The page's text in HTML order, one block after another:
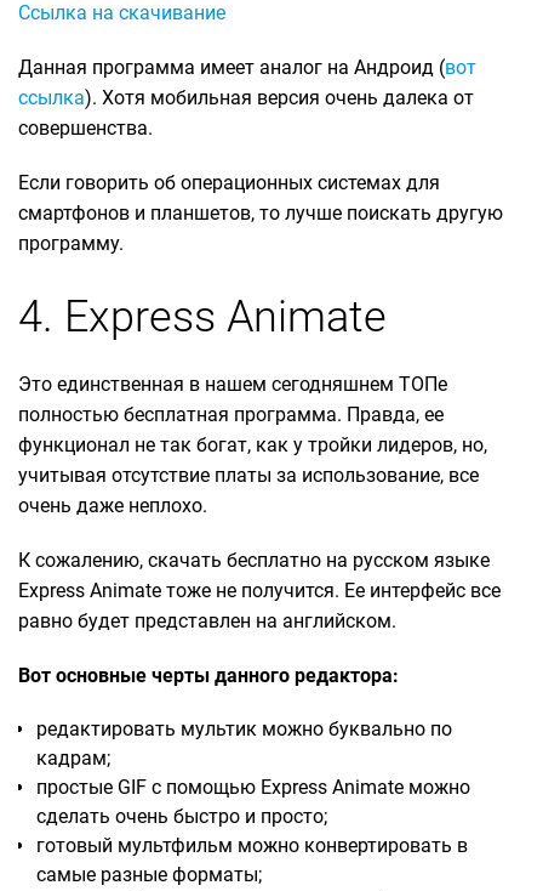
Ссылка на скачивание
Данная программа имеет аналог на Андроид (вот
ссылка). Хотя мобильная версия очень далека от
совершенства.
Если говорить об операционных системах для
смартфонов и планшетов, то лучше поискать другую
программу.
4. Express Animate
Это единственная в нашем сегодняшнем ТОПе
полностью бесплатная программа. Правда, ее
функционал не так богат, как у тройки лидеров, но,
учитывая отсутствие платы за использование, все
очень даже неплохо.
К сожалению, скачать бесплатно на русском языке
Express Animate тоже не получится. Ее интерфейс все
равно будет представлен на английском.
Вот основные черты данного редактора:
редактировать мультик можно буквально по
кадрам;
простые GIF с помощью Express Animate можно
сделать очень быстро и просто;
готовый мультфильм можно конвертировать в
самые разные форматы;